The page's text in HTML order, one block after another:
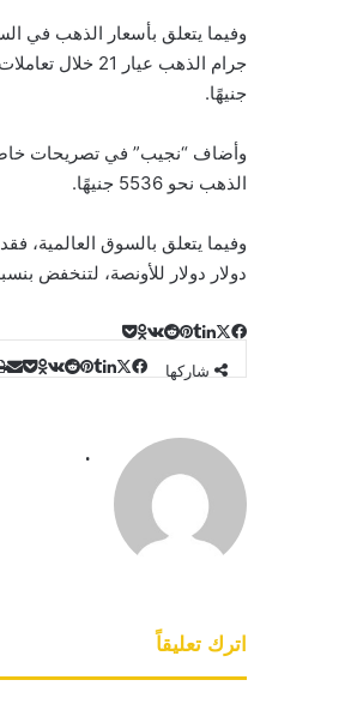
وفيما يتعلق بأسعار الذهب في
جنيهًا.
الذهب نحو 5536 جنيهًا.
دولار دولار للأونصة، لتنخفض بنسبة 0.52% لتفقد نحو 8.3
فيسبوك‫Xلينكدإن
بينتيريست
Odnoklassniki
‫Pocket
شاركها
.
اترك تعليقاً